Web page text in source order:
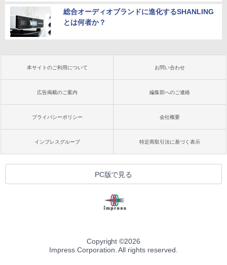
総合オーディオブランドに進化するSHANLING
とは何者か？
本サイトのご利用について お問い合わせ
広告掲載のご案内 編集部へのご連絡
プライバシーポリシー 会社概要
インプレスグループ 特定商取引法に基づく表示
PC版で見る
Copyright ©2026
Impress Corporation. All rights reserved.